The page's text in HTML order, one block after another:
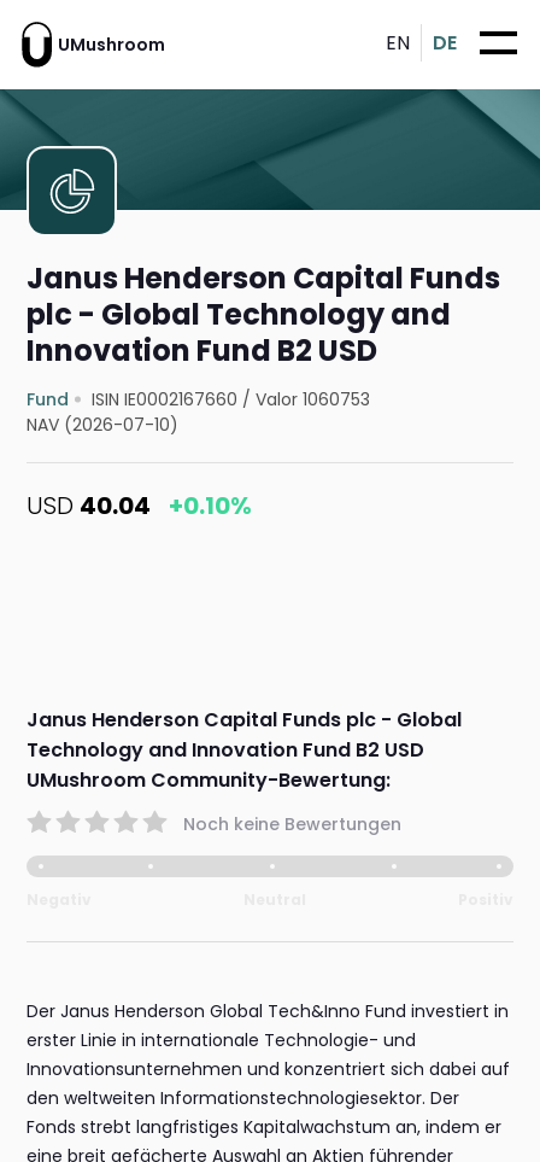
UMushroom EN DE
Janus Henderson Capital Funds
plc - Global Technology and
Innovation Fund B2 USD
Fund ISIN IE0002167660 /Valor 1060753
NAV (2026-07-10)
USD 40.04 +0.10%
Janus Henderson Capital Funds plc - Global
Technology and Innovation Fund B2 USD
UMushroom Community-Bewertung:
Noch keine Bewertungen
Der Janus Henderson Global Tech&Inno Fund investiert in
erster Linie in internationale Technologie- und
Innovationsunternehmen und konzentriert sich dabei auf
den weltweiten Informationstechnologiesektor. Der
Fonds strebt langfristiges Kapitalwachstum an, indem er
eine breit gefächerte Auswahl an Aktien führender